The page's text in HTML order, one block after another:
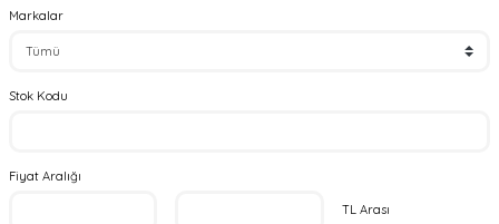
Markalar
Stok Kodu
Fiyat Aralığı
TL Arası